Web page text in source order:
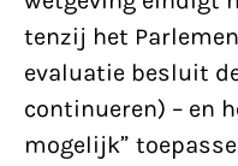
tenzij het
evaluatie besluit
continueren) – en
mogelijk”